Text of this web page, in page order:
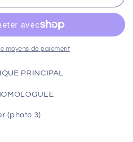
moyens de paiement
PRINCIPAL
(photo 3)